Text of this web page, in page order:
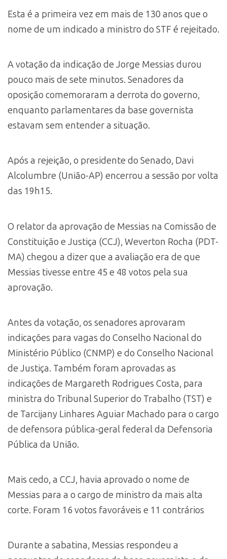
Esta é a primeira vez em mais de 130 anos que o
nome de um indicado a ministro do STF é rejeitado.
A votação da indicação de Jorge Messias durou
pouco mais de sete minutos. Senadores da
oposição comemoraram a derrota do governo,
enquanto parlamentares da base governista
estavam sem entender a situação.
Após a rejeição, o presidente do Senado, Davi
Alcolumbre (União-AP) encerrou a sessão por volta
das 19h15.
O relator da aprovação de Messias na Comissão de
Constituição e Justiça (CCJ), Weverton Rocha (PDT-
MA) chegou a dizer que a avaliação era de que
Messias tivesse entre 45 e 48 votos pela sua
aprovação.
Antes da votação, os senadores aprovaram
indicações para vagas do Conselho Nacional do
Ministério Público (CNMP) e do Conselho Nacional
de Justiça. Também foram aprovadas as
indicações de Margareth Rodrigues Costa, para
ministra do Tribunal Superior do Trabalho (TST) e
de Tarcijany Linhares Aguiar Machado para o cargo
de defensora pública-geral federal da Defensoria
Pública da União.
Mais cedo, a CCJ, havia aprovado o nome de
Messias para a o cargo de ministro da mais alta
corte. Foram 16 votos favoráveis e 11 contrários
Durante a sabatina, Messias respondeu a